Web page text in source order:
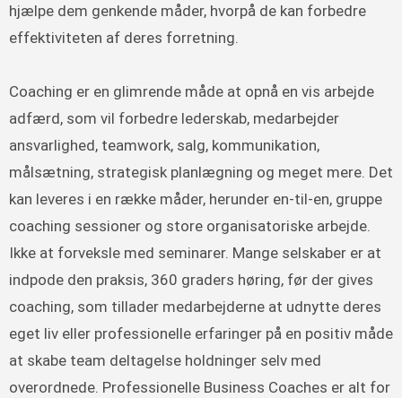
hjælpe dem genkende måder, hvorpå de kan forbedre
effektiviteten af deres forretning.
Coaching er en glimrende måde at opnå en vis arbejde
adfærd, som vil forbedre lederskab, medarbejder
ansvarlighed, teamwork, salg, kommunikation,
målsætning, strategisk planlægning og meget mere. Det
kan leveres i en række måder, herunder en-til-en, gruppe
coaching sessioner og store organisatoriske arbejde.
Ikke at forveksle med seminarer. Mange selskaber er at
indpode den praksis, 360 graders høring, før der gives
coaching, som tillader medarbejderne at udnytte deres
eget liv eller professionelle erfaringer på en positiv måde
at skabe team deltagelse holdninger selv med
overordnede. Professionelle Business Coaches er alt for